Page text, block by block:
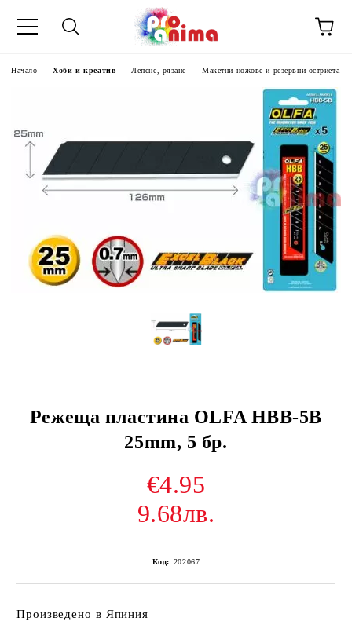
Начало Хоби и креатив Лепене, рязане Макетни ножове и резервни остриета
Режеща пластина OLFA HBB-5B
25mm, 5 бр.
€4.95
9.68лв.
Код: 202067
Произведено в Япиния